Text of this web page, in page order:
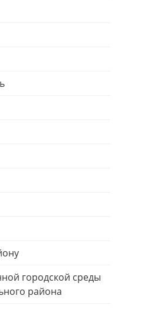
городской среды
района